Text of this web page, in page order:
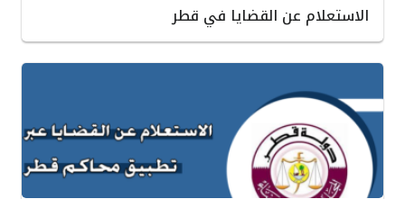
الاستعلام عن القضايا في قطر